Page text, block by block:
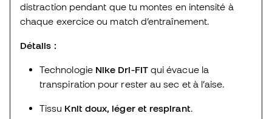
distraction pendant que tu montes en intensité à
chaque exercice ou match d’entraînement.
Détails :
Technologie Nike Dri-FITqui évacue la
transpiration pour rester au sec et à l’aise.
Tissu Knit doux, léger et respirant